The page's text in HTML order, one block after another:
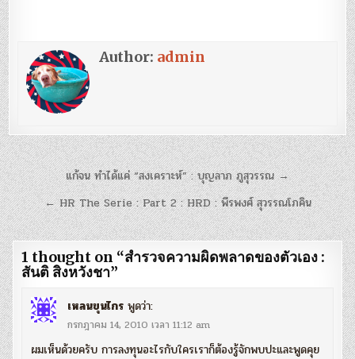
Author: admin
แนะแนว
เรื่อง
แก้จน ทำได้แค่ “สงเคราะห์” : บุญลาภ ภูสุวรรณ →
← HR The Serie : Part 2 : HRD : พีรพงศ์ สุวรรณโภคิน
1 thought on “สำรวจความผิดพลาดของตัวเอง :
สันติ สิงหวังชา”
เหลนขุนไกร พูดว่า:
กรกฎาคม 14, 2010 เวลา 11:12 am
ผมเห็นด้วยครับ การลงทุนอะไรกับใครเราก็ต้องรู้จักพบปะและพูดคุย